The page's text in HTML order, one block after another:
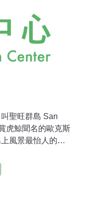
聖旺群島 San
虎鯨聞名的歐克斯
風景最怡人的蘿
每一個房間的陽
來輕叩你的房
小餅，往往就可